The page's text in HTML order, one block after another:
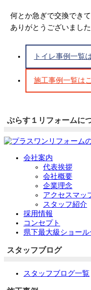
何とか急ぎで交換できて
ありがとうございました
トイレ事例一覧
施工事例一覧は
ぷらす１リフォームに
会社案内
代表挨拶
会社概要
企業理念
アクセスマッ
スタッフ紹介
採用情報
コンセプト
県下最大級ショール
スタッフブログ
スタッフブログ一覧